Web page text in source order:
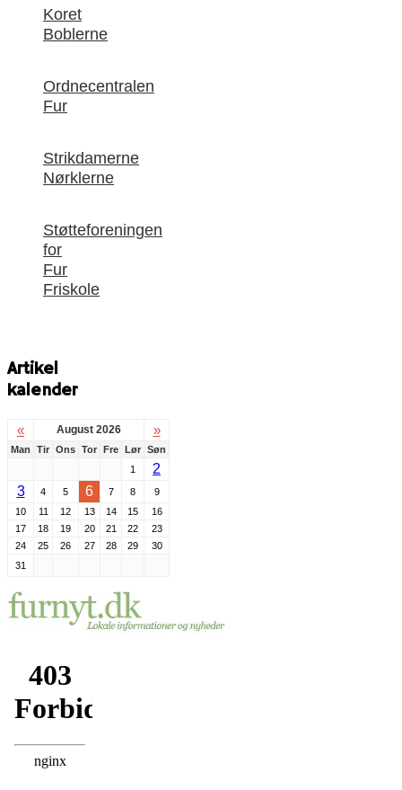
Koret
Boblerne
Ordnecentralen
Fur
Strikdamerne
Nørklerne
Støtteforeningen
for
Fur
Friskole
Artikel
kalender
« August 2026 »
Man Tir Ons Tor Fre Lør Søn
1
2
3
4 5 6 7 8
9
10
11 12 13 14 15
16
17
18 19 20 21 22
23
24
25 26 27 28 29
30
31